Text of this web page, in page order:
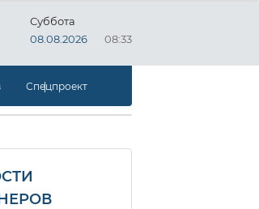
Суббота
08.08.2026
08:33
Спецпроект